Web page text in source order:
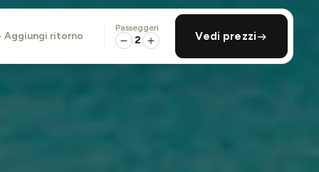
aggiungi ritorno
Passeggeri
2 Vedi prezzi